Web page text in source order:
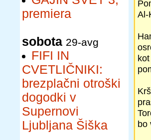
premiera
sobota 29-avg
FIFI IN
CVETLIČNIKI:
brezplačni otroški
dogodki v
Supernovi
Ljubljana Šiška
Al-
bo